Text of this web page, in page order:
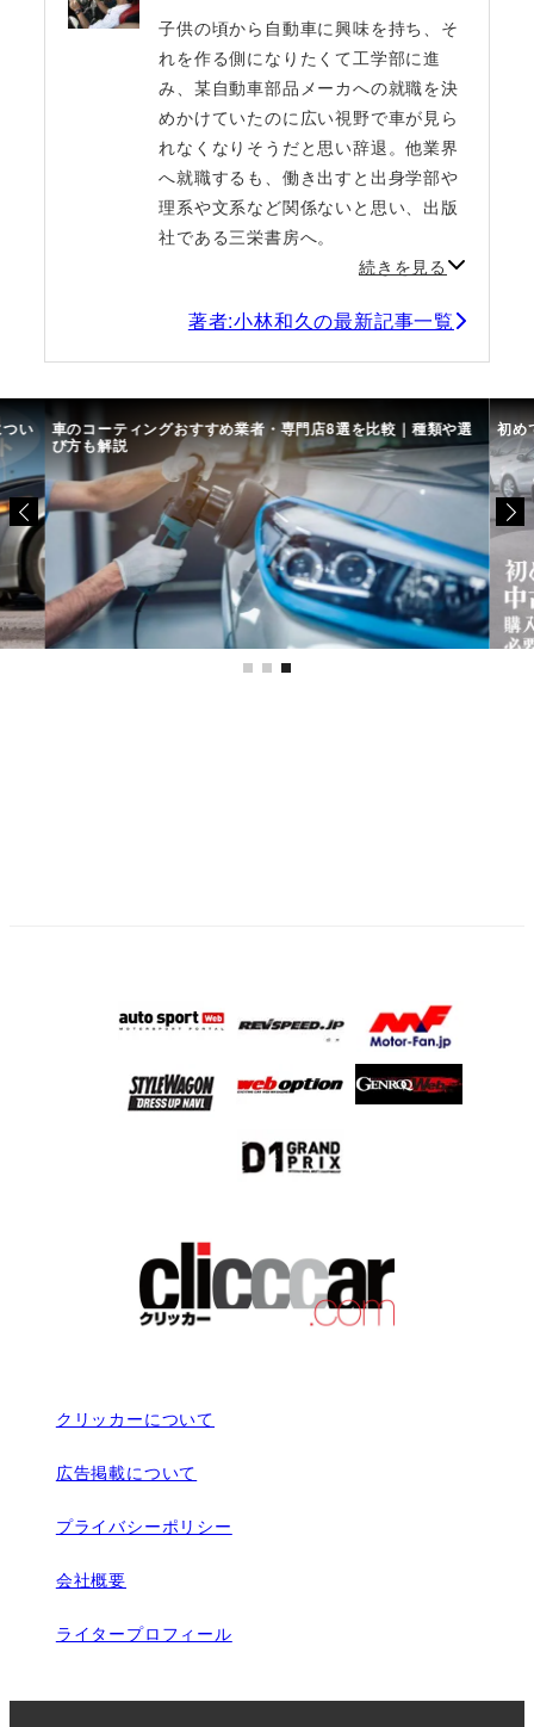
子供の頃から自動車に興味を持ち、そ
れを作る側になりたくて工学部に進
み、某自動車部品メーカへの就職を決
めかけていたのに広い視野で車が見ら
れなくなりそうだと思い辞退。他業界
へ就職するも、働き出すと出身学部や
理系や文系など関係ないと思い、出版
社である三栄書房へ。
続きを見る
著者:小林和久の最新記事一覧
い 車のコーティングおすすめ業者・専門店8選を比較｜種類や選
び方も解説
初め
クリッカーについて
広告掲載について
プライバシーポリシー
会社概要
ライタープロフィール